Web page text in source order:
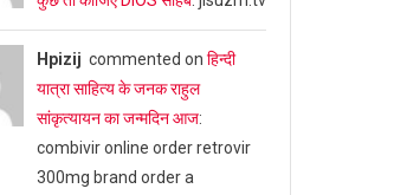
Hpizij commented on हिन्दी
यात्रा साहित्य के जनक राहुल
सांकृत्यायन का जन्‍मदिन आज:
combivir online order retrovir
300mg brand order a